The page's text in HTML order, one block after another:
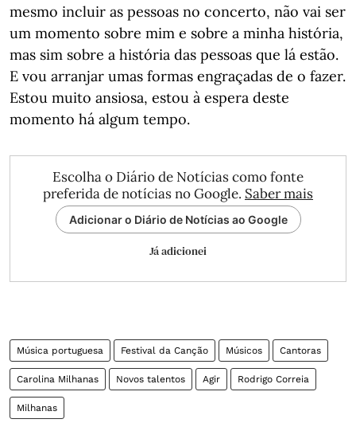
mesmo incluir as pessoas no concerto, não vai ser
um momento sobre mim e sobre a minha história,
mas sim sobre a história das pessoas que lá estão.
E vou arranjar umas formas engraçadas de o fazer.
Estou muito ansiosa, estou à espera deste
momento há algum tempo.
Escolha o Diário de Notícias como fonte
preferida de notícias no Google. Saber mais
Adicionar o Diário de Notícias ao Google
Já adicionei
Música portuguesa Festival da Canção Músicos Cantoras
Carolina Milhanas Novos talentos Agir Rodrigo Correia
Milhanas